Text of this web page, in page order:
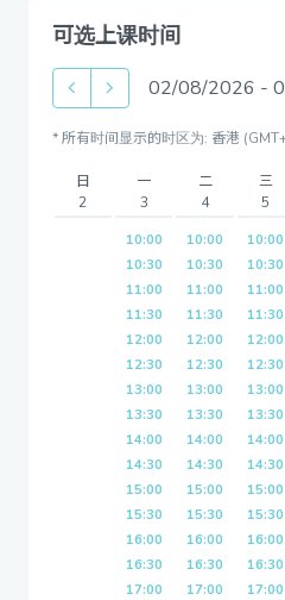
可选上课时间
02/08/2026 -
* 所有时间显示的时区为: 香港
日
2
一
3
10:00
10:30
11:00
11:30
12:00
12:30
13:00
13:30
14:00
14:30
15:00
15:30
16:00
16:30
17:00
二
4
10:00
10:30
11:00
11:30
12:00
12:30
13:00
13:30
14:00
14:30
15:00
15:30
16:00
16:30
17:00
三
5
10:00
10:30
11:00
11:30
12:00
12:30
13:00
13:30
14:00
14:30
15:00
15:30
16:00
16:30
17:00